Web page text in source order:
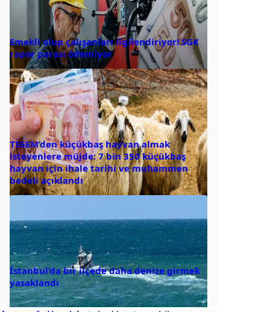
Emekli olup çalışanları ilgilendiriyor! SGK
rapor parası ödemiyor
TİGEM’den küçükbaş hayvan almak
isteyenlere müjde: 7 bin 350 küçükbaş
hayvan için ihale tarihi ve muhammen
bedeli açıklandı
İstanbul’da bir ilçede daha denize girmek
yasaklandı